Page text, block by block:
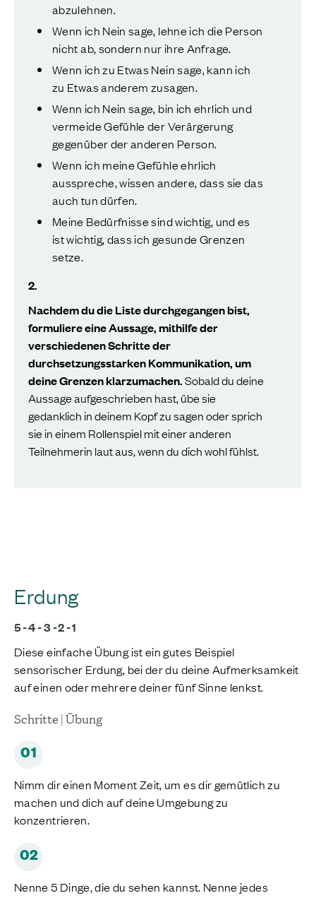
abzulehnen.
Wenn ich Nein sage, lehne ich die Person
nicht ab, sondern nur ihre Anfrage.
Wenn ich zu Etwas Nein sage, kann ich
zu Etwas anderem zusagen.
Wenn ich Nein sage, bin ich ehrlich und
vermeide Gefühle der Verärgerung
gegenüber der anderen Person.
Wenn ich meine Gefühle ehrlich
ausspreche, wissen andere, dass sie das
auch tun dürfen.
Meine Bedürfnisse sind wichtig, und es
ist wichtig, dass ich gesunde Grenzen
setze.
2.
Nachdem du die Liste durchgegangen bist,
formuliere eine Aussage, mithilfe der
verschiedenen Schritte der
durchsetzungsstarken Kommunikation, um
deine Grenzen klarzumachen.Sobald du deine
Aussage aufgeschrieben hast, übe sie
gedanklich in deinem Kopf zu sagen oder sprich
sie in einem Rollenspiel mit einer anderen
Teilnehmerin laut aus, wenn du dich wohl fühlst.
Erdung
5-4-3-2-1
Diese einfache Übung ist ein gutes Beispiel
sensorischer Erdung, bei der du deine Aufmerksamkeit
auf einen oder mehrere deiner fünf Sinne lenkst.
Schritte | Übung
01
Nimm dir einen Moment Zeit, um es dir gemütlich zu
machen und dich auf deine Umgebung zu
konzentrieren.
02
Nenne 5 Dinge, die du sehen kannst. Nenne jedes